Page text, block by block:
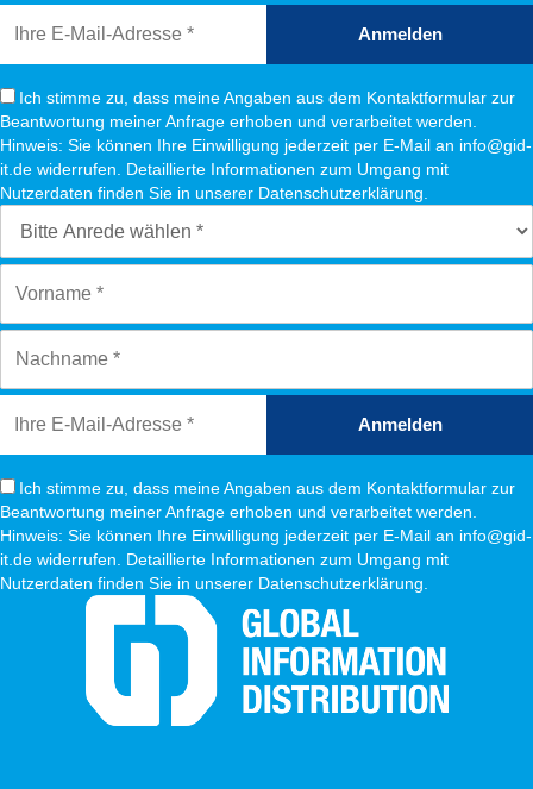
Anmelden
Ich stimme zu, dass meine Angaben aus dem Kontaktformular zur
Beantwortung meiner Anfrage erhoben und verarbeitet werden.
Hinweis: Sie können Ihre Einwilligung jederzeit per E-Mail an info@gid-
it.de widerrufen. Detaillierte Informationen zum Umgang mit
Nutzerdaten finden Sie in unserer Datenschutzerklärung.
Anmelden
Ich stimme zu, dass meine Angaben aus dem Kontaktformular zur
Beantwortung meiner Anfrage erhoben und verarbeitet werden.
Hinweis: Sie können Ihre Einwilligung jederzeit per E-Mail an info@gid-
it.de widerrufen. Detaillierte Informationen zum Umgang mit
Nutzerdaten finden Sie in unserer Datenschutzerklärung.